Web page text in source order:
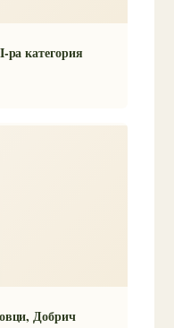
ра категория
Добрич